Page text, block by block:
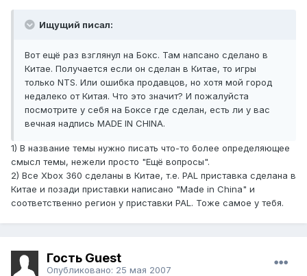
Ищущий писал:
Вот ещё раз взглянул на Бокс. Там напсано сделано в
Китае. Получается если он сделан в Китае, то игры
только NTS. Или ошибка продавцов, но хотя мой город
недалеко от Китая. Что это значит? И пожалуйста
посмотрите у себя на Боксе где сделан, есть ли у вас
вечная надпись MADE IN CHINA.
1) В название темы нужно писать что-то более определяющее
смысл темы, нежели просто "Ещё вопросы".
2) Все Xbox 360 сделаны в Китае, т.е. PAL приставка сделана в
Китае и позади приставки написано "Made in China" и
соответственно регион у приставки PAL. Тоже самое у тебя.
Гость Guest
Опубликовано: 25 мая 2007